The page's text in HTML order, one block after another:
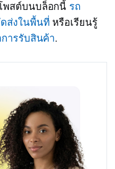
พสต์บนบล็อกนี้ รถ
ส่งในพื้นที่ หรือเรียนรู้
การรับสินค้า.